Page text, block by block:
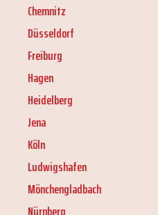
Chemnitz
Düsseldorf
Freiburg
Hagen
Heidelberg
Jena
Köln
Ludwigshafen
Mönchengladbach